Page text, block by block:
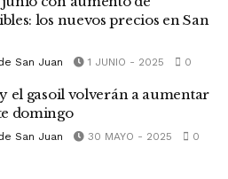
los nuevos precios en San
San Juan 1 JUNIO - 2025 0
el gasoil volverán a aumentar
domingo
San Juan 30 MAYO - 2025 0